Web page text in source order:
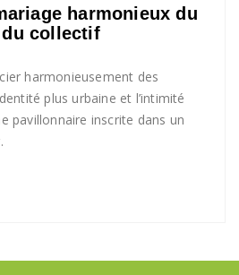
harmonieux du
collectif
harmonieusement des
plus urbaine et l’intimité
pavillonnaire inscrite dans un